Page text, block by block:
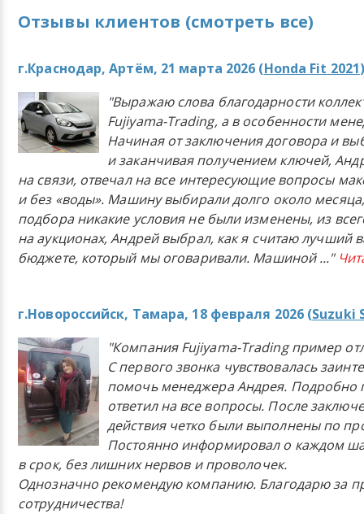
Отзывы клиентов (смотреть все)
г.Краснодар, Артём, 21 марта 2026 (Honda Fit 2021
"Выражаю слова благодарности
Fujiyama-Trading, а в особенности
Начиная от заключения договора и
и заканчивая получением ключей,
на связи, отвечал на все интересующие вопросы
и без «воды». Машину выбирали долго около
подбора никакие условия не были изменены, из
на аукционах, Андрей выбрал, как я считаю лучший
бюджете, который мы оговаривали. Машиной..."
г.Новороссийск, Тамара, 18 февраля 2026 (Suzuki
"Компания Fujiyama-Trading пример
С первого звонка чувствовалась
помочь менеджера Андрея. Подробно
ответил на все вопросы. После
действия четко были выполнены по
Постоянно информировал о каждом
в срок, без лишних нервов и проволочек.
Однозначно рекомендую компанию. Благодарю за
сотрудничества!